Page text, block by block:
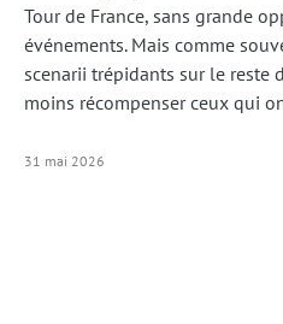
Tour de France, sans grande
événements. Mais comme
scenarii trépidants sur le reste
moins récompenser ceux qui
31 mai 2026